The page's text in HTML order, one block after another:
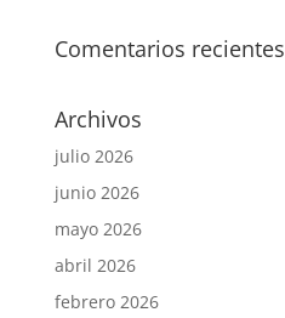
Comentarios recientes
Archivos
julio 2026
junio 2026
mayo 2026
abril 2026
febrero 2026